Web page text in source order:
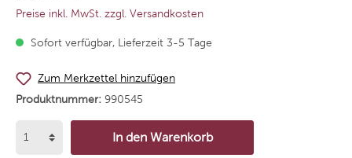
Preise inkl. MwSt. zzgl. Versandkosten
Sofort verfügbar, Lieferzeit 3-5 Tage
Zum Merkzettel hinzufügen
Produktnummer: 990545
In den Warenkorb